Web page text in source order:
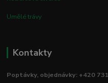
Umělé trávy
Kontakty
Poptávky, objednávky: +420